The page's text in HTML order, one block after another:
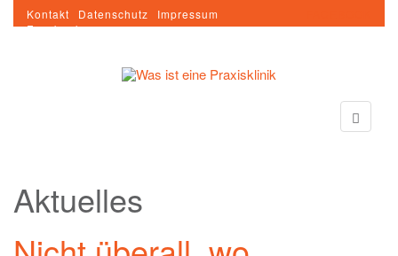
Kontakt Datenschutz
Impressum
Facebook
Aktuelles